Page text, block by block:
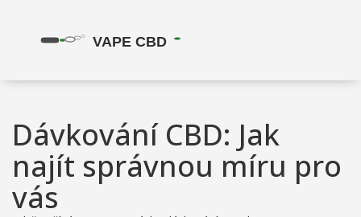
Dávkování CBD: Jak
najít správnou míru pro
vás